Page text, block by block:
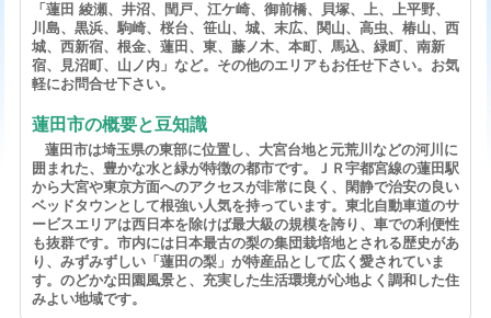
「蓮田 綾瀬、井沼、閏戸、江ケ崎、御前橋、貝塚、上、上平野、
川島、黒浜、駒崎、桜台、笹山、城、末広、関山、高虫、椿山、西
城、西新宿、根金、蓮田、東、藤ノ木、本町、馬込、緑町、南新
宿、見沼町、山ノ内」など。その他のエリアもお任せ下さい。お気
軽にお問合せ下さい。
蓮田市の概要と豆知識
蓮田市は埼玉県の東部に位置し、大宮台地と元荒川などの河川に
囲まれた、豊かな水と緑が特徴の都市です。ＪＲ宇都宮線の蓮田駅
から大宮や東京方面へのアクセスが非常に良く、閑静で治安の良い
ベッドタウンとして根強い人気を持っています。東北自動車道のサ
ービスエリアは西日本を除けば最大級の規模を誇り、車での利便性
も抜群です。市内には日本最古の梨の集団栽培地とされる歴史があ
り、みずみずしい「蓮田の梨」が特産品として広く愛されていま
す。のどかな田園風景と、充実した生活環境が心地よく調和した住
みよい地域です。